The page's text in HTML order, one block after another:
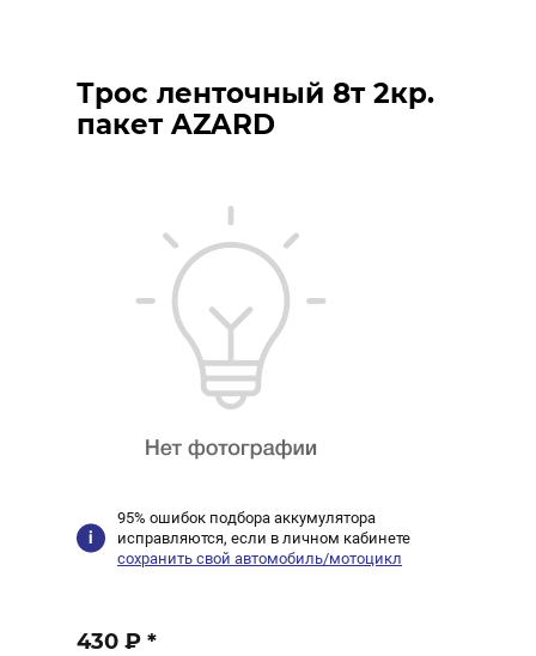
Трос ленточный 8т 2кр.
пакет AZARD
95% ошибок подбора аккумулятора
исправляются, если в личном кабинете
сохранить свой автомобиль/мотоцикл
430 ₽ *